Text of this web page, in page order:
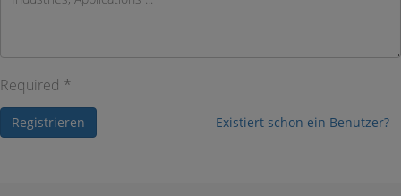
Required *
Existiert schon ein Benutzer?
Registrieren